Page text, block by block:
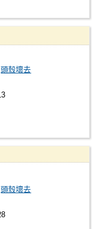
頭殼壞去
頭殼壞去